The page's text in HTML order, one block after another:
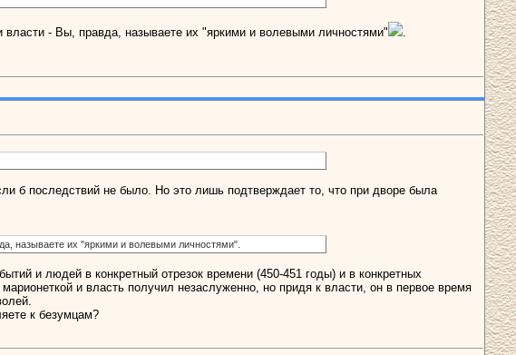
- Вы, правда, называете их "яркими и волевыми личностями" .
б последствий не было. Но это лишь подтверждает то, что при дворе была
называете их "яркими и волевыми личностями".
и людей в конкретный отрезок времени (450-451 годы) и в конкретных
и власть получил незаслуженно, но придя к власти, он в первое время
к безумцам?